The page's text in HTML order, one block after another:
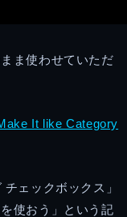
ま使わせていただ
It like Category
ェックボックス」
使おう」という記